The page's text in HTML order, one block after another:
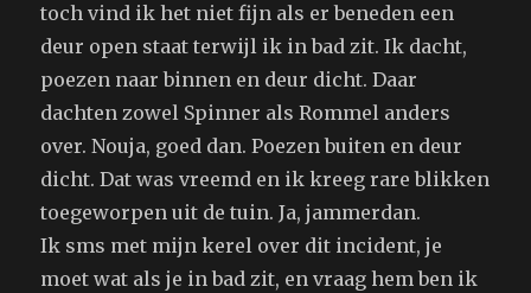
toch vind ik het niet fijn als er beneden een
deur open staat terwijl ik in bad zit. Ik dacht,
poezen naar binnen en deur dicht. Daar
dachten zowel Spinner als Rommel anders
over. Nouja, goed dan. Poezen buiten en deur
dicht. Dat was vreemd en ik kreeg rare blikken
toegeworpen uit de tuin. Ja, jammerdan.
Ik sms met mijn kerel over dit incident, je
moet wat als je in bad zit, en vraag hem ben ik